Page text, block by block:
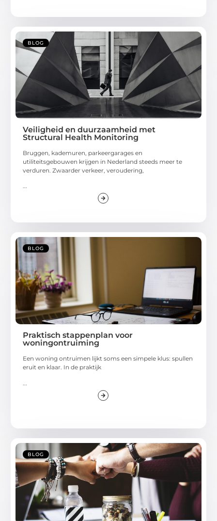
BLOG
Veiligheid en duurzaamheid met
Structural Health Monitoring
Bruggen, kademuren, parkeergarages en
utiliteitsgebouwen krijgen in Nederland steeds meer te
verduren. Zwaarder verkeer, veroudering,
...
BLOG
Praktisch stappenplan voor
woningontruiming
Een woning ontruimen lijkt soms een simpele klus: spullen
eruit en klaar. In de praktijk
BLOG